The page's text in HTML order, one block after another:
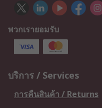
พวกเรายอมรับ
บริการ / Services
การคืนสินค้า / Returns